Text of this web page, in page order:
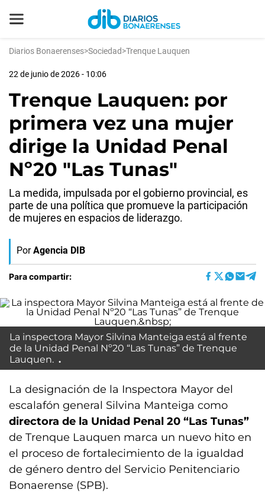
Diarios Bonaerenses>Sociedad>Trenque Lauquen
22 de junio de 2026 - 10:06
Trenque Lauquen: por
primera vez una mujer
dirige la Unidad Penal
Nº20 "Las Tunas"
La medida, impulsada por el gobierno provincial, es
parte de una política que promueve la participación
de mujeres en espacios de liderazgo.
Por Agencia DIB
Para compartir:
La inspectora Mayor Silvina Manteiga está al frente
de la Unidad Penal Nº20 “Las Tunas” de Trenque
Lauquen.
La designación de la Inspectora Mayor del
escalafón general Silvina Manteiga como
directora de la Unidad Penal 20 “Las Tunas”
de Trenque Lauquen marca un nuevo hito en
el proceso de fortalecimiento de la igualdad
de género dentro del Servicio Penitenciario
Bonaerense (SPB).